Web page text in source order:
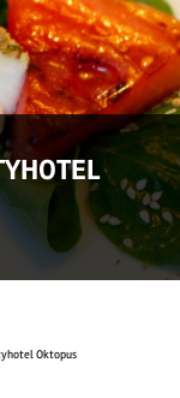
Oktopus